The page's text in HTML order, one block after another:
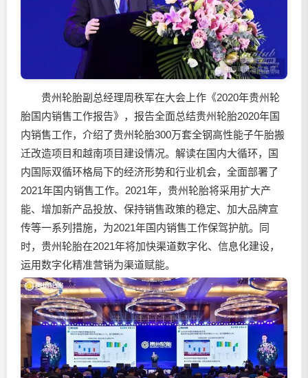
贵州轮胎副总经理周秩军在大会上作《2020年贵州轮
胎国内销售工作报告》，报告全面总结贵州轮胎2020年国
内销售工作，介绍了贵州轮胎300万套全钢高性能子午胎搬
迁改造项目和越南项目建设情况。解读在国内大循环，国
内国际双循环格局下的经济形势和行业机会，全面部署了
2021年国内销售工作。2021年，贵州轮胎将采用扩大产
能、增加新产品投放、保持销售政策的稳定、加大品牌宣
传等一系列措施，为2021年国内销售工作保驾护航。同
时，贵州轮胎在2021年将加快渠道数字化、信息化建设，
运用数字化精准营销为渠道赋能。